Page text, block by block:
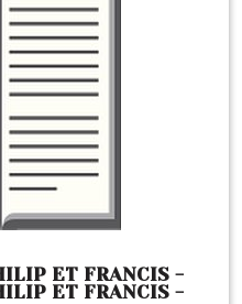
ET FRANCIS -
ET FRANCIS -